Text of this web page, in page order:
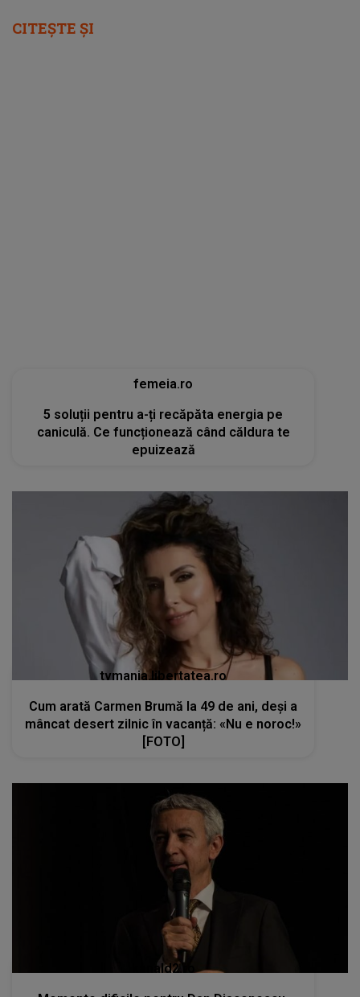
CITEȘTE ȘI
femeia.ro
5 soluții pentru a-ți recăpăta energia pe
caniculă. Ce funcționează când căldura te
epuizează
tvmania.libertatea.ro
Cum arată Carmen Brumă la 49 de ani, deși a
mâncat desert zilnic în vacanță: «Nu e noroc!»
[FOTO]
kanald2.ro